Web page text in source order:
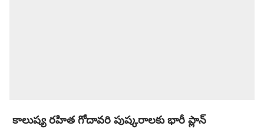
కాలుష్య రహిత గోదావరి పుష్కరాలకు భారీ ప్లాన్